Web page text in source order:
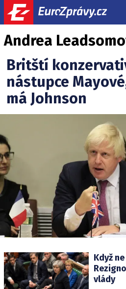
Andrea
Britští
nástupce
má Johnson
Když
vlády